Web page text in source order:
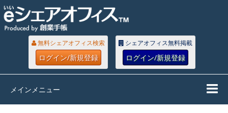
無料シェアオフィス検索
ログイン/新規登録
シェアオフィス無料掲載
ログイン/新規登録
メインメニュー